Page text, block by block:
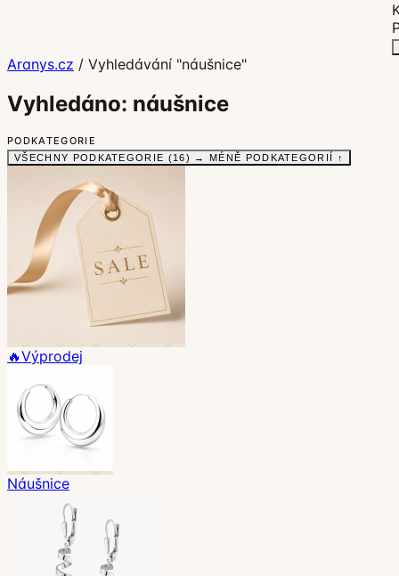
Aranys.cz / Vyhledávání "náušnice"
Vyhledáno: náušnice
PODKATEGORIE
VŠECHNY PODKATEGORIE (16) → MÉNĚ PODKATEGORIÍ ↑
🔥Výprodej
Náušnice